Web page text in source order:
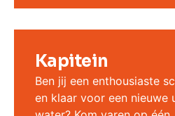
Kapitein
Ben jij een enthousiaste
en klaar voor een nieuwe